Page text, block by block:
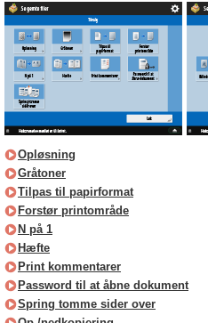
Opløsning
Gråtoner
Tilpas til papirformat
Forstør printområde
N på 1
Hæfte
Print kommentarer
Password til at åbne dokument
Spring tomme sider over